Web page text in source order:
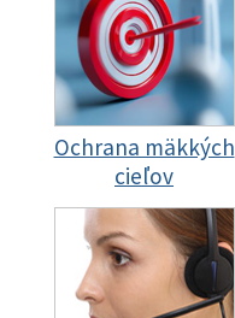
Ochrana mäkkých
cieľov